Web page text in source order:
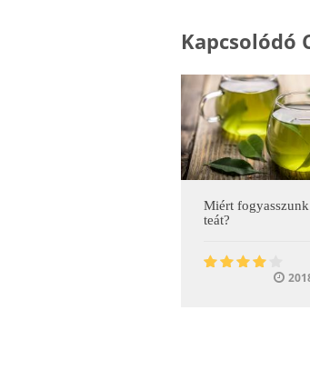
Kapcsolódó
Miért
teát?